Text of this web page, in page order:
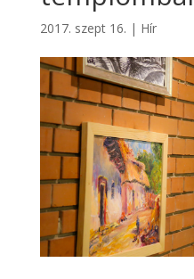
2017. szept 16. | Hír